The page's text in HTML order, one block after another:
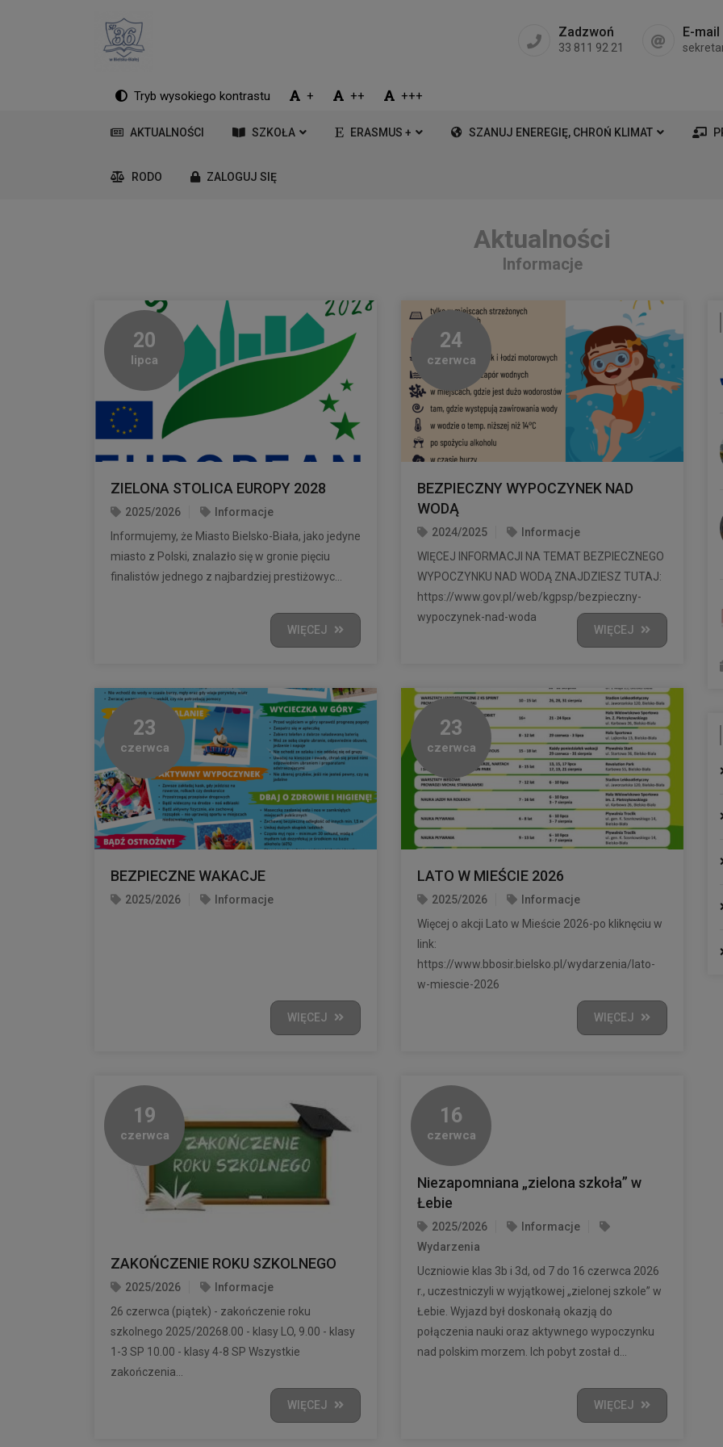
Zadzwoń
33 811 92 21
E-mail
Tryb wysokiego kontrastu + ++ +++
AKTUALNOŚCI SZKOŁA ERASMUS + SZANUJ ENEREGIĘ, CHROŃ KLIMAT
RODO ZALOGUJ SIĘ
Aktualności
Informacje
20
lipca
ZIELONA STOLICA EUROPY 2028
2025/2026
Informacje
Informujemy, że Miasto Bielsko-Biała, jako jedyne
miasto z Polski, znalazło się w gronie pięciu
finalistów jednego z najbardziej prestiżowyc...
WIĘCEJ
24
czerwca
BEZPIECZNY WYPOCZYNEK NAD
WODĄ
2024/2025
Informacje
WIĘCEJ INFORMACJI NA TEMAT BEZPIECZNEGO
WYPOCZYNKU NAD WODĄ ZNAJDZIESZ TUTAJ:
https://www.gov.pl/web/kgpsp/bezpieczny-
wypoczynek-nad-woda
WIĘCEJ
23
czerwca
BEZPIECZNE WAKACJE
2025/2026 Informacje
WIĘCEJ
23
czerwca
LATO W MIEŚCIE 2026
2025/2026
Informacje
Więcej o akcji Lato w Mieście 2026-po kliknęciu w
link:
https://www.bbosir.bielsko.pl/wydarzenia/lato-
w-miescie-2026
WIĘCEJ
19
czerwca
ZAKOŃCZENIE ROKU SZKOLNEGO
2025/2026
Informacje
26 czerwca (piątek) - zakończenie roku
szkolnego 2025/20268.00 - klasy LO, 9.00 - klasy
1-3 SP 10.00 - klasy 4-8 SP Wszystkie
zakończenia...
WIĘCEJ
16
czerwca
Niezapomniana „zielona szkoła” w
Łebie
2025/2026
Informacje
Wydarzenia
Uczniowie klas 3b i 3d, od 7 do 16 czerwca 2026
r., uczestniczyli w wyjątkowej „zielonej szkole” w
Łebie. Wyjazd był doskonałą okazją do
połączenia nauki oraz aktywnego wypoczynku
nad polskim morzem. Ich pobyt został d...
WIĘCEJ